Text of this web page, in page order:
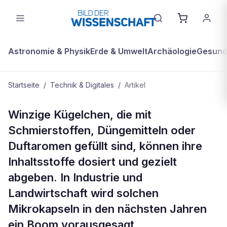
Astronomie & PhysikErde & UmweltArchäologie
Startseite / Technik & Digitales / Artikel
Duftender Verschleiß
Winzige Kügelchen, die mit
Schmierstoffen, Düngemitteln oder
Duftaromen gefüllt sind, können ihre
Inhaltsstoffe dosiert und gezielt
abgeben. In Industrie und
Landwirtschaft wird solchen
Mikrokapseln in den nächsten Jahren